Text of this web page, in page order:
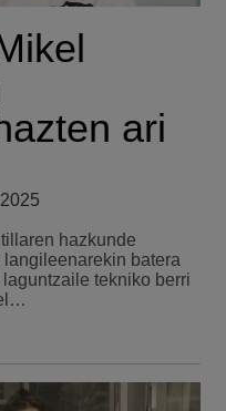
ari
hazkunde
batera
tekniko berri